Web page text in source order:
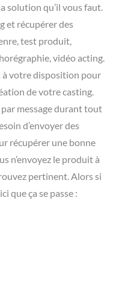
solution qu’il vous faut.
et récupérer des
test produit,
vidéo acting.
à votre disposition pour
de votre casting.
message durant tout
d’envoyer des
récupérer une bonne
n’envoyez le produit à
pertinent. Alors si
que ça se passe :